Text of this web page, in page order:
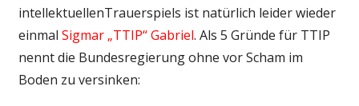
intellektuellenTrauerspiels ist natürlich leider wieder
einmal Sigmar „TTIP“ Gabriel. Als 5 Gründe für TTIP
nennt die Bundesregierung ohne vor Scham im
Boden zu versinken: